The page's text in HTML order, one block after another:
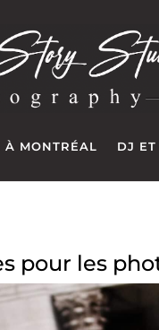
À MONTRÉAL DJ ET
pour les